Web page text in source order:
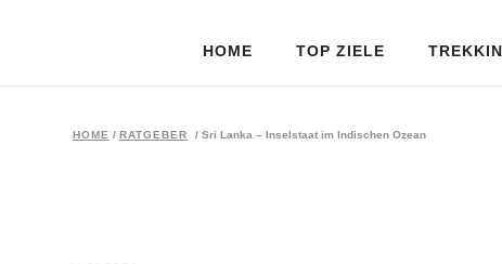
HOME TOP ZIELE
HOME / RATGEBER / Sri Lanka – Inselstaat im Indischen Ozean